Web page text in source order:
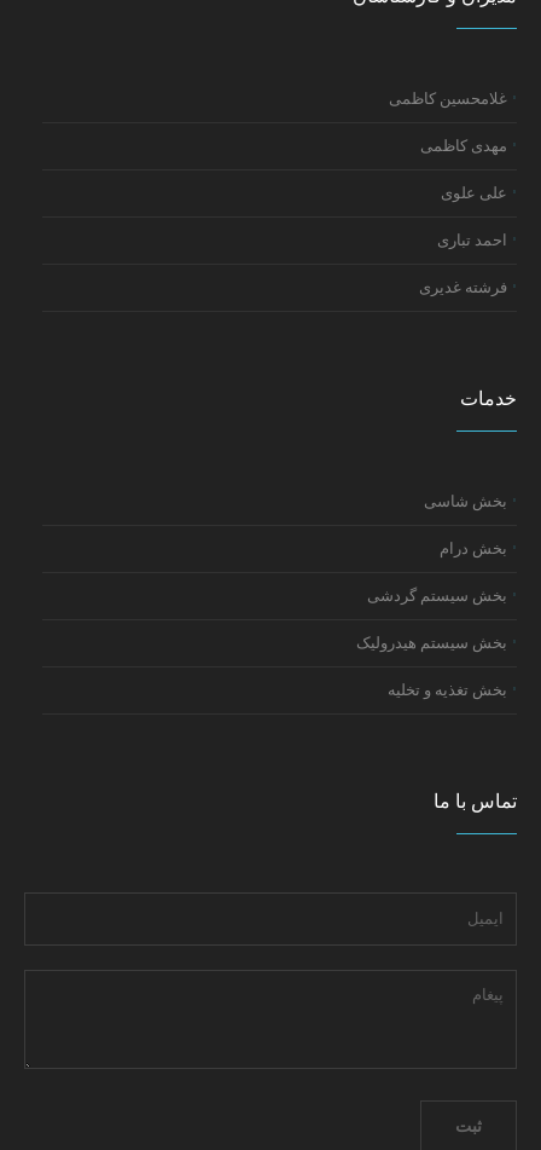
غلامحسین کاظمی
مهدی کاظمی
علی علوی
احمد تباری
فرشته غدیری
خدمات
بخش شاسی
بخش درام
بخش سیستم گردشی
بخش سیستم هیدرولیک
بخش تغذیه و تخلیه
تماس با ما